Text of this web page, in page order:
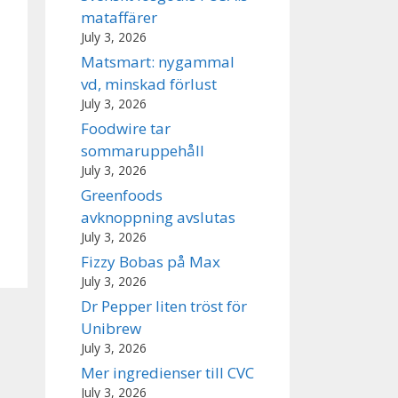
mataffärer
July 3, 2026
Matsmart: nygammal
vd, minskad förlust
July 3, 2026
Foodwire tar
sommaruppehåll
July 3, 2026
Greenfoods
avknoppning avslutas
July 3, 2026
Fizzy Bobas på Max
July 3, 2026
Dr Pepper liten tröst för
Unibrew
July 3, 2026
Mer ingredienser till CVC
July 3, 2026